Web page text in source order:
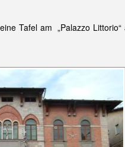
Tafel am „Palazzo